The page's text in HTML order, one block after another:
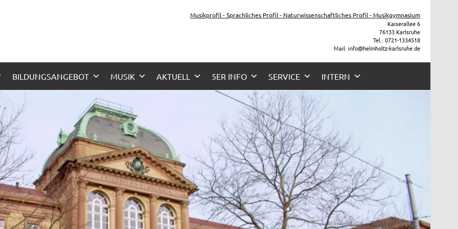
Gymnasium KarlsruheMusikprofil - Sprachliches Profil - Naturwissenschaftliches Profil - Musikgymnasium
Kaiserallee 6
76133 Karlsruhe
Tel.: 0721-1334518
Mail: info@helmholtz-karlsruhe.de
BILDUNGSANGEBOT MUSIK AKTUELL 5ER INFO SERVICE INTERN